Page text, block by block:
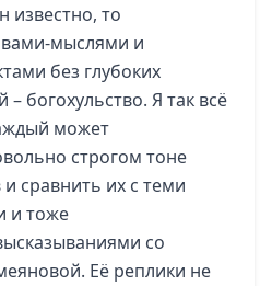
известно, то
мыслями и
без глубоких
богохульство. Я так всё
может
строгом тоне
сравнить их с теми
и тоже
со
Её реплики не